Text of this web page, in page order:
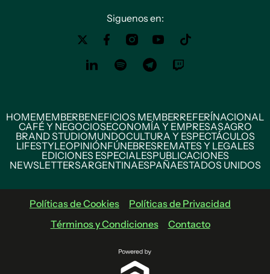
Siguenos en:
HOMEMEMBERBENEFICIOS MEMBERREFERÍNACIONAL
CAFÉ Y NEGOCIOSECONOMÍA Y EMPRESASAGRO
BRAND STUDIOMUNDOCULTURA Y ESPECTÁCULOS
LIFESTYLEOPINIÓNFÚNEBRESREMATES Y LEGALES
EDICIONES ESPECIALESPUBLICACIONES
NEWSLETTERSARGENTINAESPAÑAESTADOS UNIDOS
Políticas de Cookies
Políticas de Privacidad
Términos y Condiciones
Contacto